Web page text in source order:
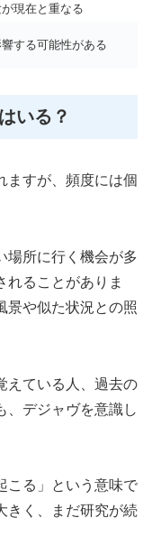
現在と重なる
する可能性がある
いる？
ますが、頻度には個
場所に行く機会が多
れることがありま
景や似た状況との照
えている人、過去の
、デジャヴを意識し
こる」という意味で
きく、まだ研究が続